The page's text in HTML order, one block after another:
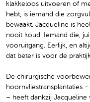
klakkeloos uitvoeren of
hebt, is iemand die
bewaakt. Jacqueline is
nooit koud. Iemand die,
vooruitgang. Eerlijk, en
dat beter is voor de
De chirurgische
hoornvliestransplantaties
– heeft dankzij